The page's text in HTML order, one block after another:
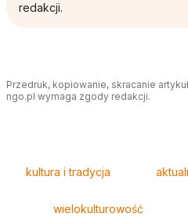
redakcji.
Przedruk, kopiowanie, skracanie
ngo.pl wymaga zgody redakcji.
kultura i tradycja
wielokulturowość